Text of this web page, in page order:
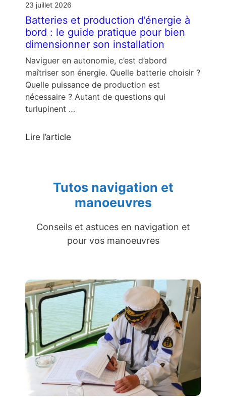
23 juillet 2026
Batteries et production d’énergie à
bord : le guide pratique pour bien
dimensionner son installation
Naviguer en autonomie, c’est d’abord
maîtriser son énergie. Quelle batterie choisir ?
Quelle puissance de production est
nécessaire ? Autant de questions qui
turlupinent …
Lire l’article
Tutos navigation et
manoeuvres
Conseils et astuces en navigation et
pour vos manoeuvres